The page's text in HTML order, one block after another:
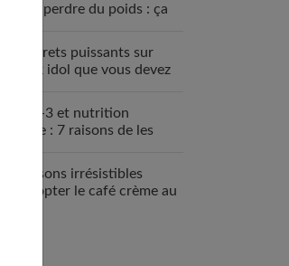
pour perdre du poids : ça
7 secrets puissants sur
black idol que vous devez
Oméga-3 et nutrition
sportive : 7 raisons de les
7 raisons irrésistibles
d’adopter le café crème au